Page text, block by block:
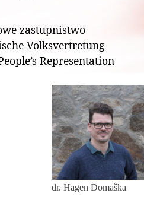
zastupnistwo
Volksvertretung
Representation
d​​r. Hagen Domaška